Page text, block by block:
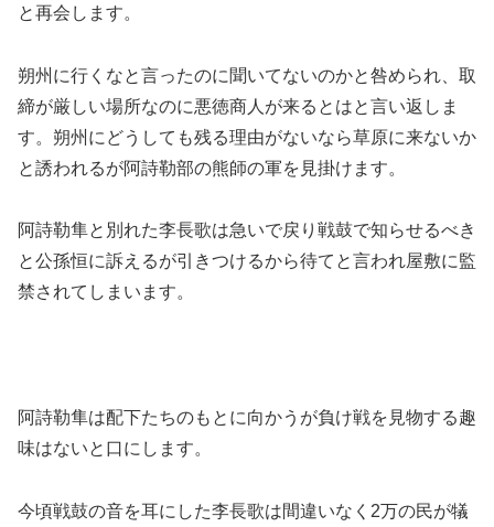
と再会します。
朔州に行くなと言ったのに聞いてないのかと咎められ、取
締が厳しい場所なのに悪徳商人が来るとはと言い返しま
す。朔州にどうしても残る理由がないなら草原に来ないか
と誘われるが阿詩勒部の熊師の軍を見掛けます。
阿詩勒隼と別れた李長歌は急いで戻り戦鼓で知らせるべき
と公孫恒に訴えるが引きつけるから待てと言われ屋敷に監
禁されてしまいます。
阿詩勒隼は配下たちのもとに向かうが負け戦を見物する趣
味はないと口にします。
今頃戦鼓の音を耳にした李長歌は間違いなく2万の民が犠